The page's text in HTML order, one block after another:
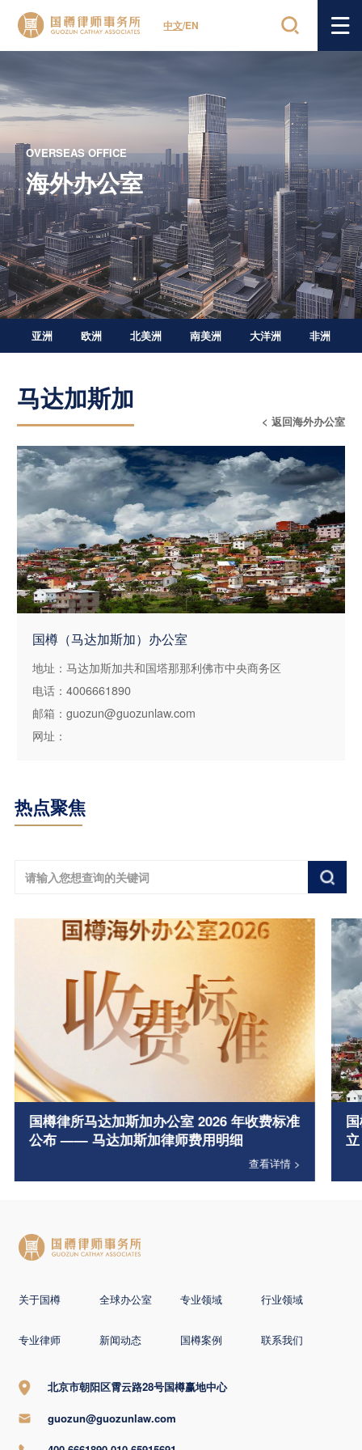
中文/EN
OVERSEAS OFFICE
海外办公室
亚洲 欧洲 北美洲 南美洲 大洋洲 非洲
马达加斯加
< 返回海外办公室
国樽（马达加斯加）办公室
地址：马达加斯加共和国塔那那利佛市中央商务区
电话：4006661890
邮箱：guozun@guozunlaw.com
网址：
热点聚焦
国樽律所马达加斯加办公室 2026 年收费标准
公布 —— 马达加斯加律师费用明细
查看详情 >
关于国樽 全球办公室 专业领域 行业领域
专业律师 新闻动态 国樽案例 联系我们
北京市朝阳区霄云路28号国樽赢地中心
guozun@guozunlaw.com